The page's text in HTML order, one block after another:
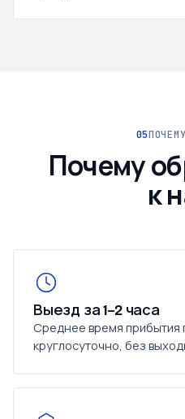
Почему
к
Выезд за 1–2 часа
Среднее время прибытия
круглосуточно, без